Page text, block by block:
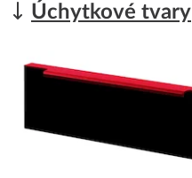
Úchytkové tvary